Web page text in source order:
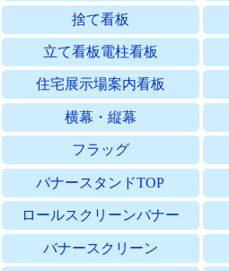
捨て看板
立て看板電柱看板
住宅展示場案内看板
横幕・縦幕
フラッグ
バナースタンドTOP
ロールスクリーンバナー
バナースクリーン